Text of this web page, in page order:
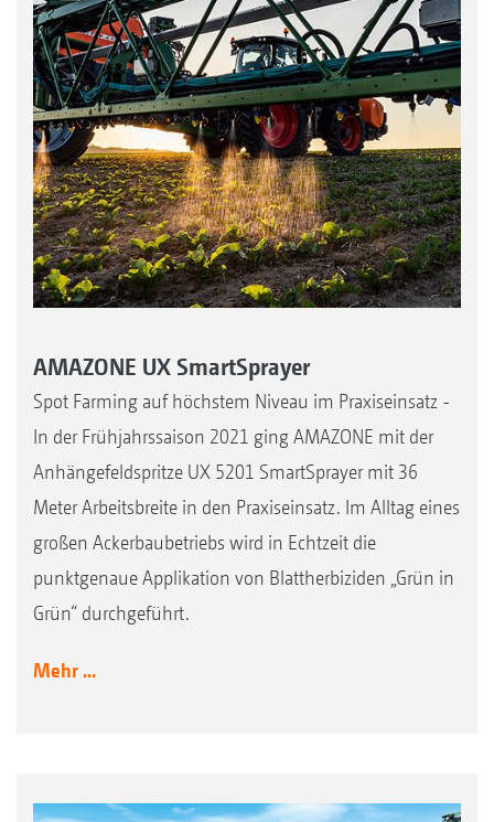
AMAZONE UX SmartSprayer
Spot Farming auf höchstem Niveau im Praxiseinsatz -
In der Frühjahrssaison 2021 ging AMAZONE mit der
Anhängefeldspritze UX 5201 SmartSprayer mit 36
Meter Arbeitsbreite in den Praxiseinsatz. Im Alltag eines
großen Ackerbaubetriebs wird in Echtzeit die
punktgenaue Applikation von Blattherbiziden „Grün in
Grün“ durchgeführt.
Mehr ...